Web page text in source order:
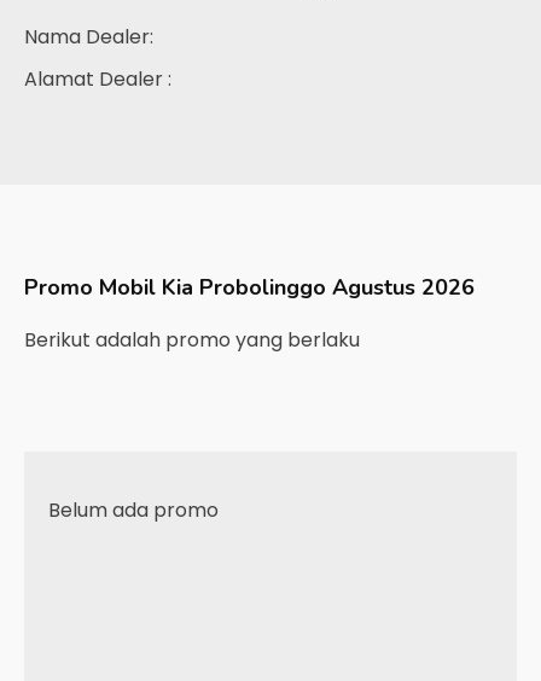
Nama Dealer:
Alamat Dealer :
Promo Mobil Kia Probolinggo Agustus 2026
Berikut adalah promo yang berlaku
Belum ada promo